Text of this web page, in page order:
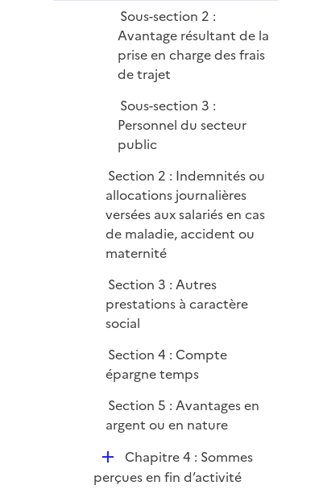
Sous-section 2 :
Avantage résultant de la
prise en charge des frais
de trajet
Sous-section 3 :
Personnel du secteur
public
Section 2 : Indemnités ou
allocations journalières
versées aux salariés en cas
de maladie, accident ou
maternité
Section 3 : Autres
prestations à caractère
social
Section 4 : Compte
épargne temps
Section 5 : Avantages en
argent ou en nature
D
é
Chapitre 4 : Sommes
perçues en fin d’activité